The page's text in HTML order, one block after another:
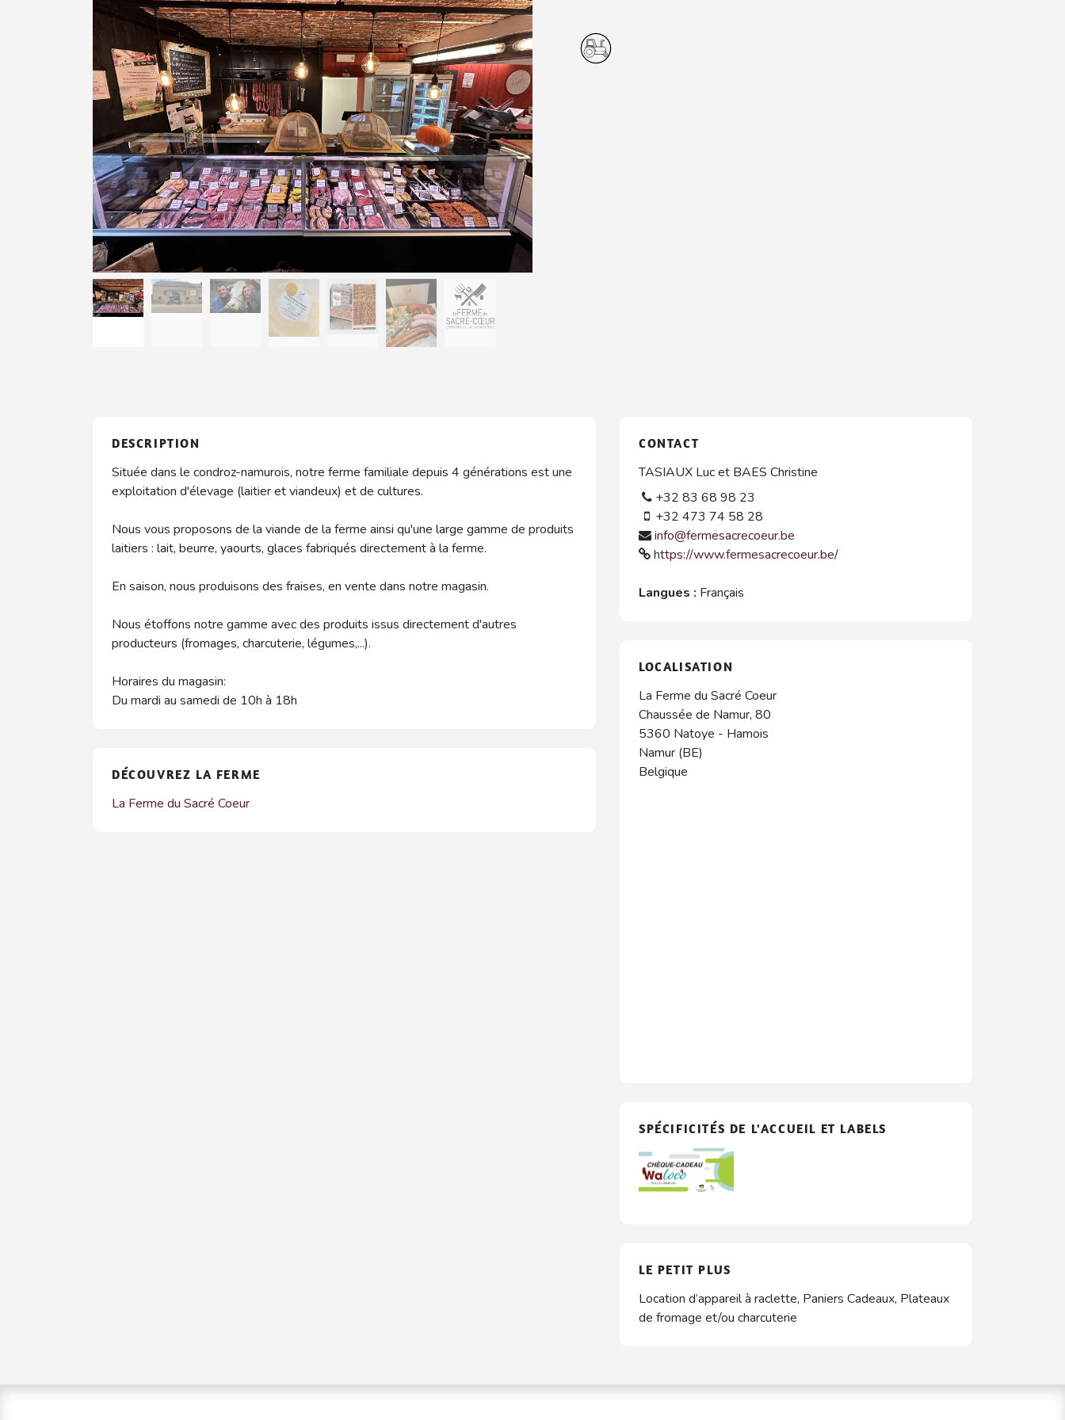
DESCRIPTION
Située dans le condroz-namurois, notre ferme familiale depuis 4 générations est une
exploitation d'élevage (laitier et viandeux) et de cultures.
Nous vous proposons de la viande de la ferme ainsi qu'une large gamme de produits
laitiers : lait, beurre, yaourts, glaces fabriqués directement à la ferme.
En saison, nous produisons des fraises, en vente dans notre magasin.
Nous étoffons notre gamme avec des produits issus directement d'autres
producteurs (fromages, charcuterie, légumes,...).
Horaires du magasin:
Du mardi au samedi de 10h à 18h
DÉCOUVREZ LA FERME
La Ferme du Sacré Coeur
CONTACT
TASIAUX Luc et BAES Christine
+32 83 68 98 23
+32 473 74 58 28
info@fermesacrecoeur.be
https://www.fermesacrecoeur.be/
Langues : Français
LOCALISATION
La Ferme du Sacré Coeur
Chaussée de Namur, 80
5360 Natoye - Hamois
Namur (BE)
Belgique
SPÉCIFICITÉS DE L'ACCUEIL ET LABELS
LE PETIT PLUS
Location d’appareil à raclette, Paniers Cadeaux, Plateaux
de fromage et/ou charcuterie